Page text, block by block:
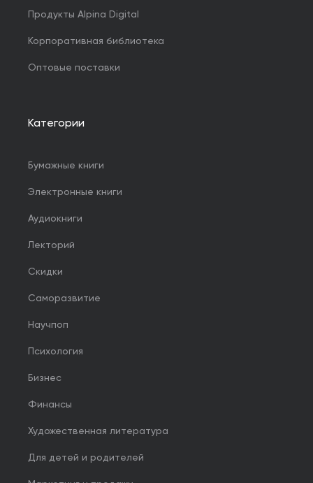
Продукты Alpina Digital
Корпоративная библиотека
Оптовые поставки
Категории
Бумажные книги
Электронные книги
Аудиокниги
Лекторий
Скидки
Саморазвитие
Научпоп
Психология
Бизнес
Финансы
Художественная литература
Для детей и родителей